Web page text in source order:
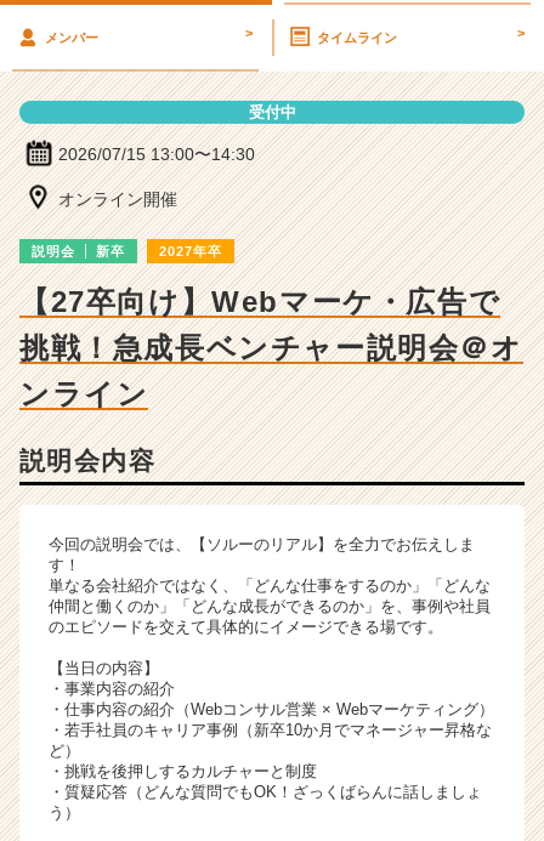
|
成
業
か
ら
ス
カ
ウ
サ
ト
チ
ャ
リ
（C
h
メンバー > タイムライン >
受付中
2026/07/15 13:00〜14:30
オンライン開催
説明会 新卒 2027年卒
【27卒向け】Webマーケ・広告で
挑戦！急成長ベンチャー説明会＠オ
ンライン
説明会内容
今回の説明会では、【ソルーのリアル】を全力でお伝えしま
す！
単なる会社紹介ではなく、「どんな仕事をするのか」「どんな
仲間と働くのか」「どんな成長ができるのか」を、事例や社員
のエピソードを交えて具体的にイメージできる場です。
【当日の内容】
・事業内容の紹介
・仕事内容の紹介（Webコンサル営業 × Webマーケティング）
・若手社員のキャリア事例（新卒10か月でマネージャー昇格な
ど）
・挑戦を後押しするカルチャーと制度
・質疑応答（どんな質問でもOK！ざっくばらんに話しましょ
う）